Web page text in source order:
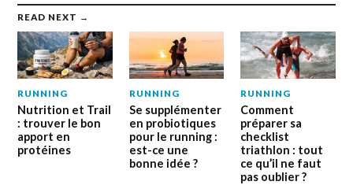
READ NEXT →
RUNNING
Nutrition et Trail
: trouver le bon
apport en
protéines
RUNNING
Se supplémenter
en probiotiques
pour le running :
est-ce une
bonne idée ?
RUNNING
Comment
préparer sa
checklist
triathlon : tout
ce qu’il ne faut
pas oublier ?